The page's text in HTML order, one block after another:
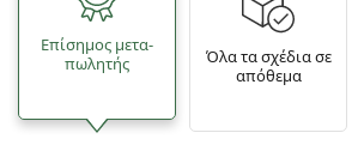
Επίσημος μετα­
πωλητής
Όλα τα σχέδια σε
απόθεμα